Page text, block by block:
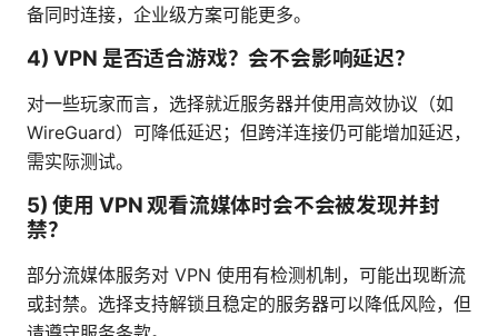
备同时连接，企业级方案可能更多。
4) VPN 是否适合游戏？会不会影响延迟？
对一些玩家而言，选择就近服务器并使用高效协议（如
WireGuard）可降低延迟；但跨洋连接仍可能增加延迟，
需实际测试。
5) 使用 VPN 观看流媒体时会不会被发现并封
禁？
部分流媒体服务对 VPN 使用有检测机制，可能出现断流
或封禁。选择支持解锁且稳定的服务器可以降低风险，但